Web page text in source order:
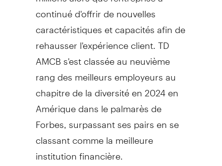
continué d'offrir de nouvelles
caractéristiques et capacités afin de
rehausser l'expérience client. TD
AMCB s'est classée au neuvième
rang des meilleurs employeurs au
chapitre de la diversité en 2024 en
Amérique dans le palmarès de
Forbes, surpassant ses pairs en se
classant comme la meilleure
institution financière.